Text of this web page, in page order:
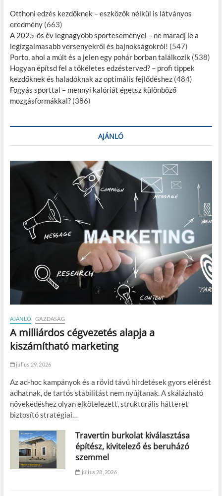
Otthoni edzés kezdőknek – eszközök nélkül is látványos
eredmény (663)
A 2025-ös év legnagyobb sporteseményei – ne maradj le a
legizgalmasabb versenyekről és bajnokságokról! (547)
Porto, ahol a múlt és a jelen egy pohár borban találkozik (538)
Hogyan építsd fel a tökéletes edzésterved? – profi tippek
kezdőknek és haladóknak az optimális fejlődéshez (484)
Fogyás sporttal – mennyi kalóriát égetsz különböző
mozgásformákkal? (386)
AJÁNLÓ
AJÁNLÓ GAZDASÁG
A milliárdos cégvezetés alapja a
kiszámítható marketing
július 29, 2026
Az ad-hoc kampányok és a rövid távú hirdetések gyors elérést
adhatnak, de tartós stabilitást nem nyújtanak. A skálázható
növekedéshez olyan elkötelezett, strukturális hátteret
biztosító stratégiai…
Travertin burkolat kiválasztása
építész, kivitelező és beruházó
szemmel
július 28, 2026